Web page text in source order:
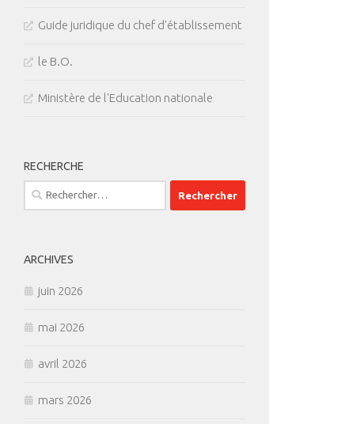
Guide juridique du chef d'établissement
le B.O.
Ministère de l'Education nationale
RECHERCHE
Rechercher :
ARCHIVES
juin 2026
mai 2026
avril 2026
mars 2026